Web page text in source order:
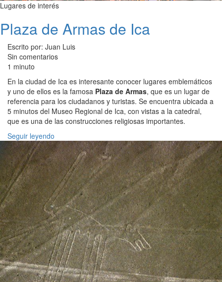
Lugares de interés
Plaza de Armas de Ica
Escrito por: Juan Luis
Sin comentarios
1 minuto
En la ciudad de Ica es interesante conocer lugares emblemáticos
y uno de ellos es la famosa Plaza de Armas, que es un lugar de
referencia para los ciudadanos y turistas. Se encuentra ubicada a
5 minutos del Museo Regional de Ica, con vistas a la catedral,
que es una de las construcciones religiosas importantes.
Seguir leyendo